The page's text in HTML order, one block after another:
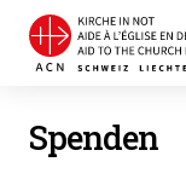
Spenden